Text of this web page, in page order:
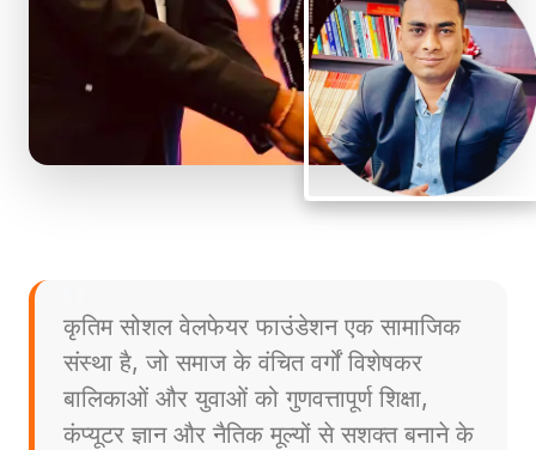
कृतिम सोशल वेलफेयर फाउंडेशन एक सामाजिक
संस्था है, जो समाज के वंचित वर्गों विशेषकर
बालिकाओं और युवाओं को गुणवत्तापूर्ण शिक्षा,
कंप्यूटर ज्ञान और नैतिक मूल्यों से सशक्त बनाने के